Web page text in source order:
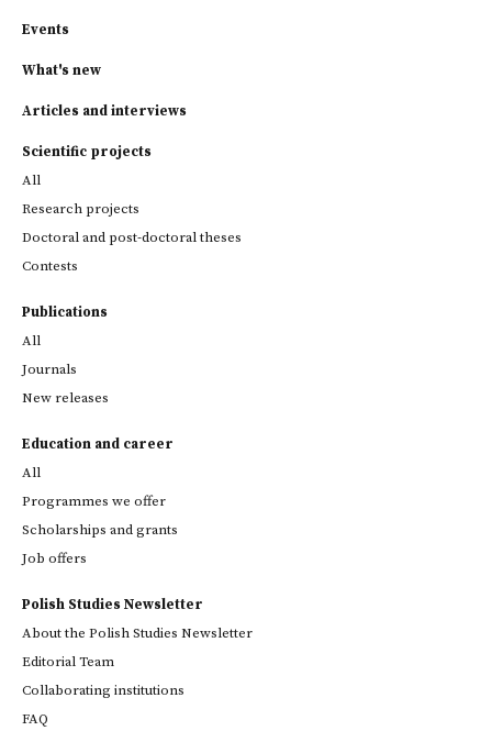
Events
What's new
Articles and interviews
Scientific projects
All
Research projects
Doctoral and post-doctoral theses
Contests
Publications
All
Journals
New releases
Education and career
All
Programmes we offer
Scholarships and grants
Job offers
Polish Studies Newsletter
About the Polish Studies Newsletter
Editorial Team
Collaborating institutions
FAQ